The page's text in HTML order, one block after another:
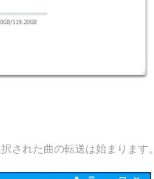
された曲の転送は始まります。